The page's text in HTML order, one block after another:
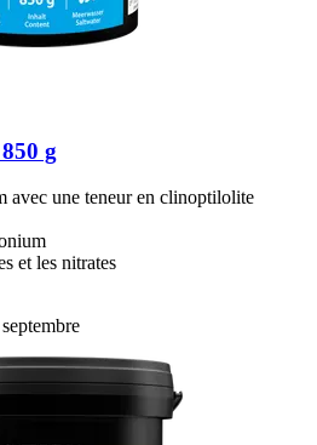
g
avec une teneur en clinoptilolite
et les nitrates